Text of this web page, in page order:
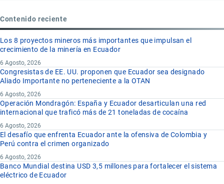
Contenido reciente
Los 8 proyectos mineros más importantes que impulsan el
crecimiento de la minería en Ecuador
6 Agosto, 2026
Congresistas de EE. UU. proponen que Ecuador sea designado
Aliado Importante no perteneciente a la OTAN
6 Agosto, 2026
Operación Mondragón: España y Ecuador desarticulan una red
internacional que traficó más de 21 toneladas de cocaína
6 Agosto, 2026
El desafío que enfrenta Ecuador ante la ofensiva de Colombia y
Perú contra el crimen organizado
6 Agosto, 2026
Banco Mundial destina USD 3,5 millones para fortalecer el sistema
eléctrico de Ecuador